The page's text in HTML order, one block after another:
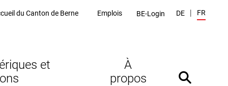
du Canton de Berne Emplois BE-Login DE FR
et
À
propos
Afficher/